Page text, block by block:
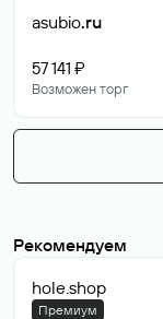
asubio.ru
57 141 ₽
Возможен торг
Рекомендуем
hole.shop
Премиум